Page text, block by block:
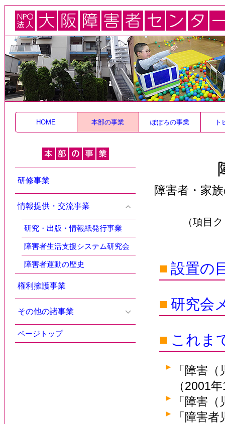
HOME 本部の事業 ぽぽろの事業 ト
研修事業
情報提供・交流事業
研究・出版・情報紙発行事業
障害者生活支援システム研究会
障害者運動の歴史
権利擁護事業
その他の諸事業
ページトップ
障害者・家
（項目
■ 設置の
■ 研究会
■ これま
「障害
（2001
「障害
「障害